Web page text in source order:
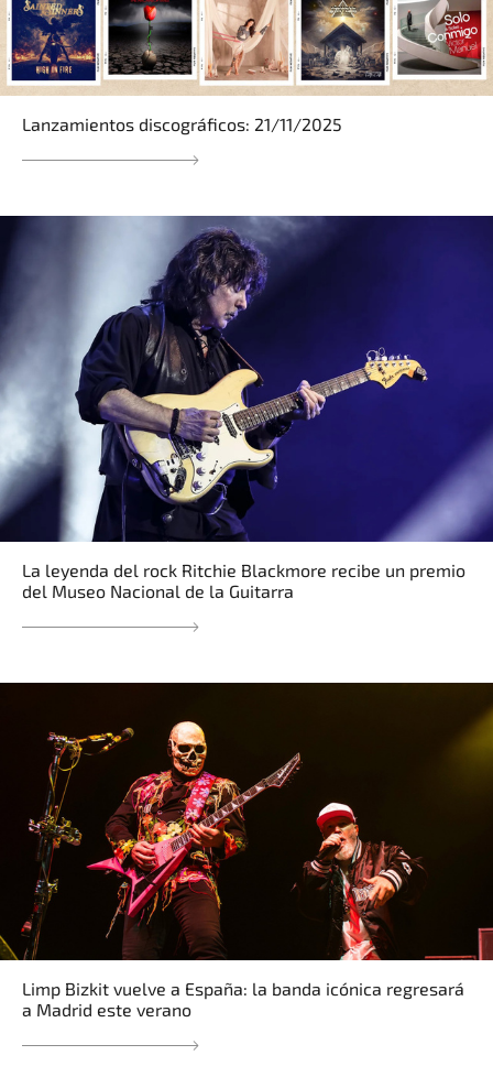
Lanzamientos discográficos: 21/11/2025
La leyenda del rock Ritchie Blackmore recibe un premio
del Museo Nacional de la Guitarra
Limp Bizkit vuelve a España: la banda icónica regresará
a Madrid este verano